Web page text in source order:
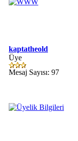
kaptatheold
Üye
Mesaj Sayısı: 97